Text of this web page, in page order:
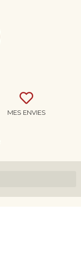
MES ENVIES